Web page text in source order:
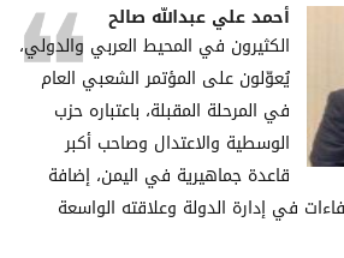
أحمد علي عبدالله صالح
الكثيرون في المحيط العربي والدولي،
يُعوّلون على المؤتمر الشعبي العام
في المرحلة المقبلة، باعتباره حزب
الوسطية والاعتدال وصاحب أكبر
قاعدة جماهيرية في اليمن، إضافة
في إدارة الدولة وعلاقته الواسعة